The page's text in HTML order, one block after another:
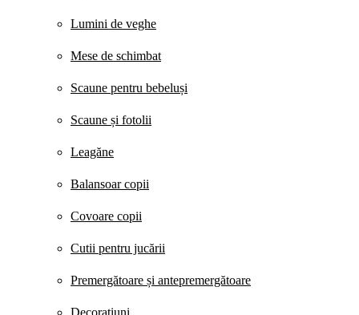
Lumini de veghe
Mese de schimbat
Scaune pentru bebeluși
Scaune și fotolii
Leagăne
Balansoar copii
Covoare copii
Cutii pentru jucării
Premergătoare și antepremergătoare
Decorațiuni